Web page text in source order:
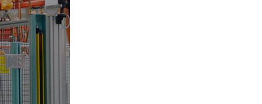
盘 保险杠料架
冲压件料架
仪表盘料架
消声器料架
车
行业
行业